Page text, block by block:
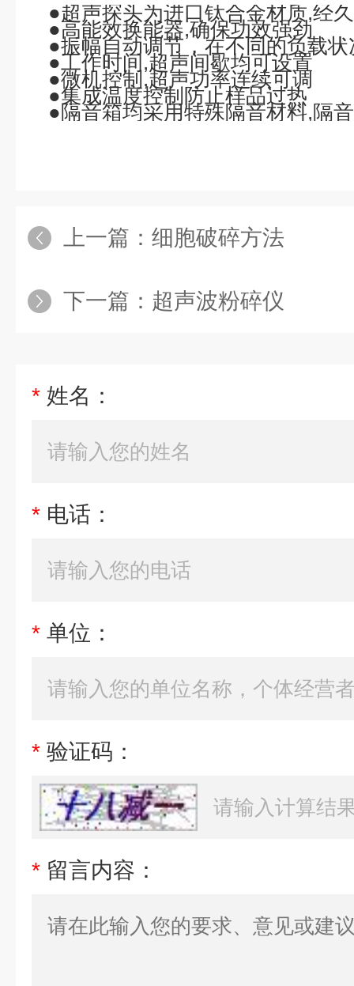
●超声探头为进口钛合金材质,经
●高能效换能器,确保功效强劲
●振幅自动调节，在不同的负载
●工作时间 ,超声间歇均可设置
●微机控制,超声功率连续可调
●集成温度控制防止样品过热
●隔音箱均采用特殊隔音材料,隔
上一篇： 细胞破碎方法
下一篇： 超声波粉碎仪
* 姓名：
* 电话：
* 单位：
* 验证码：
* 留言内容：